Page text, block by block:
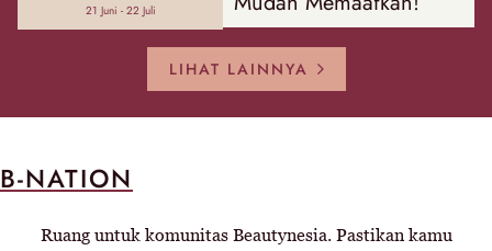
21 Juni - 22 Juli
LIHAT LAINNYA
B-NATION
Ruang untuk komunitas Beautynesia. Pastikan kamu